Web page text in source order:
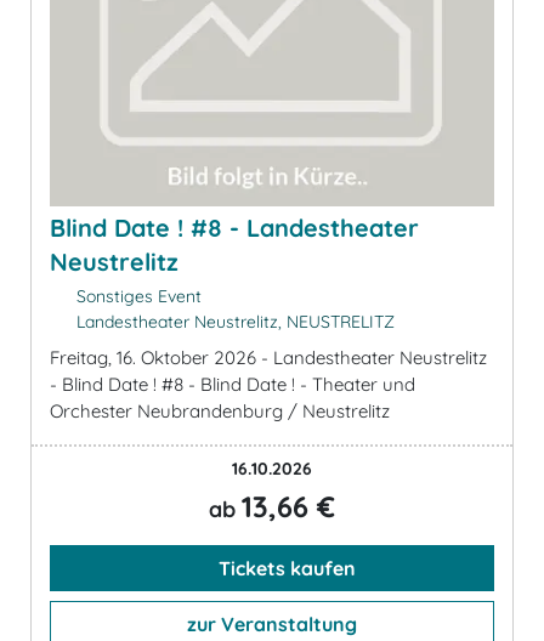
Blind Date ! #8 - Landestheater
Neustrelitz
Sonstiges Event
Landestheater Neustrelitz, NEUSTRELITZ
Freitag, 16. Oktober 2026 - Landestheater Neustrelitz
- Blind Date ! #8 - Blind Date ! - Theater und
Orchester Neubrandenburg / Neustrelitz
16.10.2026
ab 13,66 €
Tickets kaufen
zur Veranstaltung